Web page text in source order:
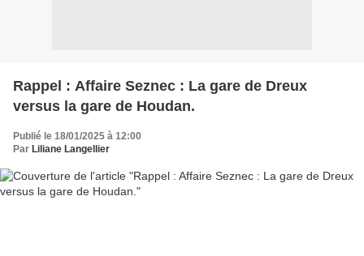
Rappel : Affaire Seznec : La gare de Dreux
versus la gare de Houdan.
Publié le 18/01/2025 à 12:00
Par Liliane Langellier